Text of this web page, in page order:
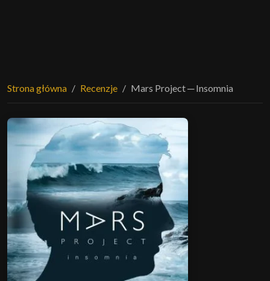
Strona główna Recenzje Mars Project ─ Insomnia